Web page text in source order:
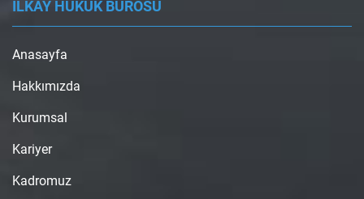
İLKAY HUKUK BÜROSU
Anasayfa
Hakkımızda
Kurumsal
Kariyer
Kadromuz